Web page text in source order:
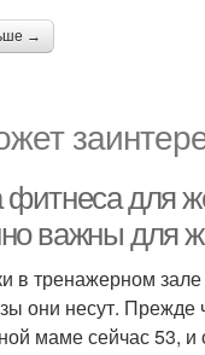
→
фитнеса для
важны для
в тренажерном
они несут.
маме сейчас 53,